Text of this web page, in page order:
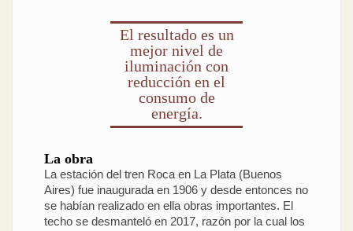
El resultado es un
mejor nivel de
iluminación con
reducción en el
consumo de
energía.
La obra
La estación del tren Roca en La Plata (Buenos
Aires) fue inaugurada en 1906 y desde entonces no
se habían realizado en ella obras importantes. El
techo se desmanteló en 2017, razón por la cual los